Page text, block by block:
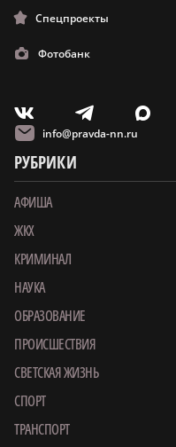
Спецпроекты
Фотобанк
V T X
info@pravda-nn.ru
РУБРИКИ
АФИША
ЖКХ
КРИМИНАЛ
НАУКА
ОБРАЗОВАНИЕ
ПРОИСШЕСТВИЯ
СВЕТСКАЯ ЖИЗНЬ
СПОРТ
ТРАНСПОРТ